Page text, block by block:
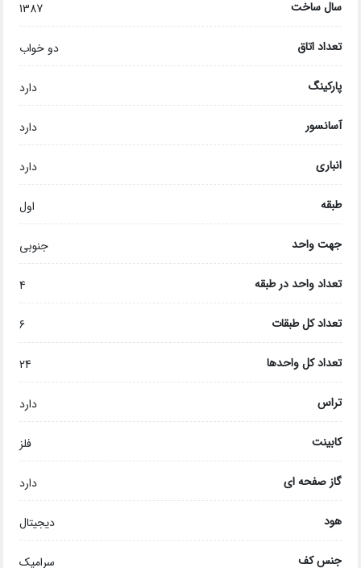
سال ساخت 1387
تعداد اتاق دو خواب
پارکینگ دارد
آسانسور دارد
انباری دارد
طبقه اول
جهت واحد جنوبی
تعداد واحد در طبقه 4
تعداد کل طبقات 6
تعداد کل واحدها 24
تراس دارد
کابینت فلز
گاز صفحه ای دارد
هود دیجیتال
جنس کف سرامیک